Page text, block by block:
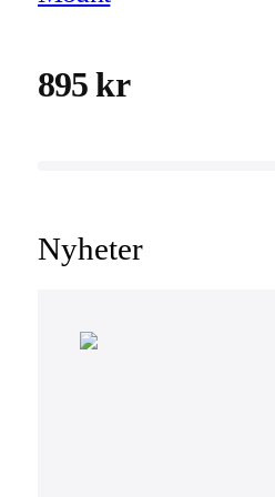
895 kr
Nyheter